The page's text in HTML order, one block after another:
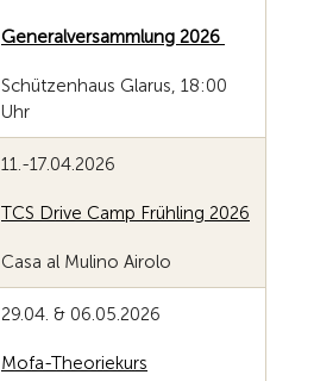
Generalversammlung 2026
Schützenhaus Glarus, 18:00
Uhr
11.-17.04.2026
TCS Drive Camp Frühling 2026
Casa al Mulino Airolo
29.04. & 06.05.2026
Mofa-Theoriekurs